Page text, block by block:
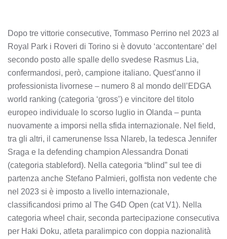
Dopo tre vittorie consecutive, Tommaso Perrino nel 2023 al
Royal Park i Roveri di Torino si è dovuto ‘accontentare’ del
secondo posto alle spalle dello svedese Rasmus Lia,
confermandosi, però, campione italiano. Quest’anno il
professionista livornese – numero 8 al mondo dell’EDGA
world ranking (categoria ‘gross’) e vincitore del titolo
europeo individuale lo scorso luglio in Olanda – punta
nuovamente a imporsi nella sfida internazionale. Nel field,
tra gli altri, il camerunense Issa Nlareb, la tedesca Jennifer
Sraga e la defending champion Alessandra Donati
(categoria stableford). Nella categoria “blind” sul tee di
partenza anche Stefano Palmieri, golfista non vedente che
nel 2023 si è imposto a livello internazionale,
classificandosi primo al The G4D Open (cat V1). Nella
categoria wheel chair, seconda partecipazione consecutiva
per Haki Doku, atleta paralimpico con doppia nazionalità